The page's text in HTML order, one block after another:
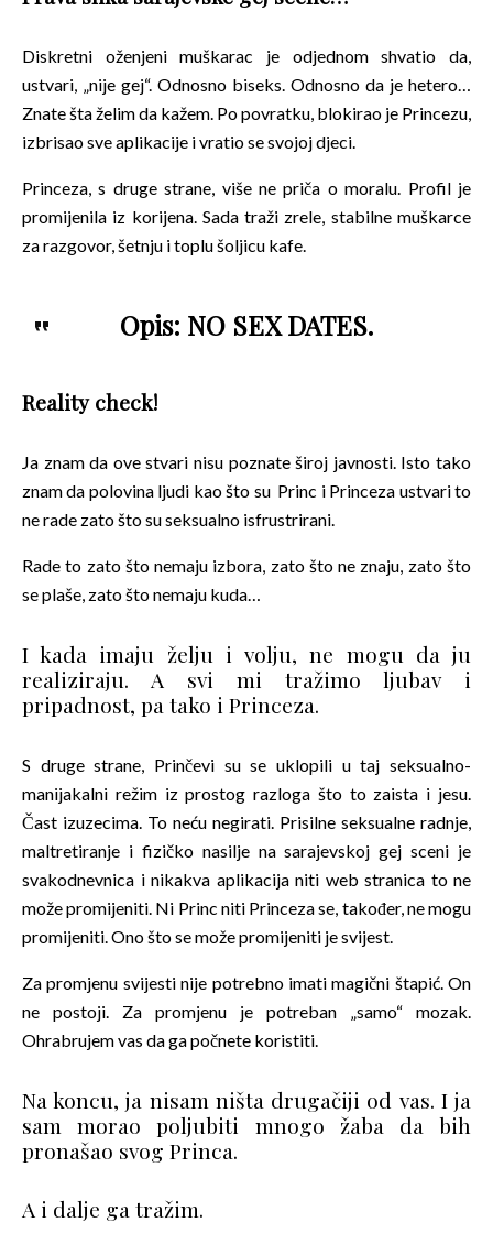
Diskretni oženjeni muškarac je odjednom shvatio da,
ustvari, „nije gej“. Odnosno biseks. Odnosno da je hetero…
Znate šta želim da kažem. Po povratku, blokirao je Princezu,
izbrisao sve aplikacije i vratio se svojoj djeci.
Princeza, s druge strane, više ne priča o moralu. Profil je
promijenila iz korijena. Sada traži zrele, stabilne muškarce
za razgovor, šetnju i toplu šoljicu kafe.
Opis: NO SEX DATES.
Reality check!
Ja znam da ove stvari nisu poznate široj javnosti. Isto tako
znam da polovina ljudi kao što su Princ i Princeza ustvari to
ne rade zato što su seksualno isfrustrirani.
Rade to zato što nemaju izbora, zato što ne znaju, zato što
se plaše, zato što nemaju kuda…
I kada imaju želju i volju, ne mogu da ju
realiziraju. A svi mi tražimo ljubav i
pripadnost, pa tako i Princeza.
S druge strane, Prinčevi su se uklopili u taj seksualno-
manijakalni režim iz prostog razloga što to zaista i jesu.
Čast izuzecima. To neću negirati. Prisilne seksualne radnje,
maltretiranje i fizičko nasilje na sarajevskoj gej sceni je
svakodnevnica i nikakva aplikacija niti web stranica to ne
može promijeniti. Ni Princ niti Princeza se, također, ne mogu
promijeniti. Ono što se može promijeniti je svijest.
Za promjenu svijesti nije potrebno imati magični štapić. On
ne postoji. Za promjenu je potreban „samo“ mozak.
Ohrabrujem vas da ga počnete koristiti.
Na koncu, ja nisam ništa drugačiji od vas. I ja
sam morao poljubiti mnogo žaba da bih
pronašao svog Princa.
A i dalje ga tražim.